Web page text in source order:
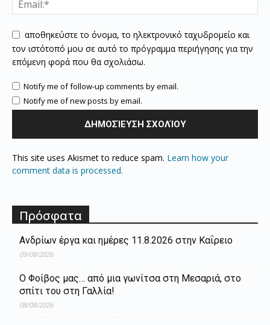
αποθηκεύστε το όνομα, το ηλεκτρονικό ταχυδρομείο και
τον ιστότοπό μου σε αυτό το πρόγραμμα περιήγησης για την
επόμενη φορά που θα σχολιάσω.
Notify me of follow-up comments by email.
Notify me of new posts by email.
This site uses Akismet to reduce spam. Learn how your
comment data is processed.
Πρόσφατα
Ανδρίων έργα και ημέρες 11.8.2026 στην Καΐρειο
09/08/2026
Ο Φοίβος μας… από μια γωνίτσα στη Μεσαριά, στο
σπίτι του στη Γαλλία!
08/08/2026